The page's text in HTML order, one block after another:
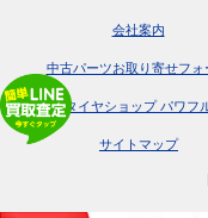
会社案内
中古パーツお取り寄せフォ
タイヤショップ パワフ
サイトマップ